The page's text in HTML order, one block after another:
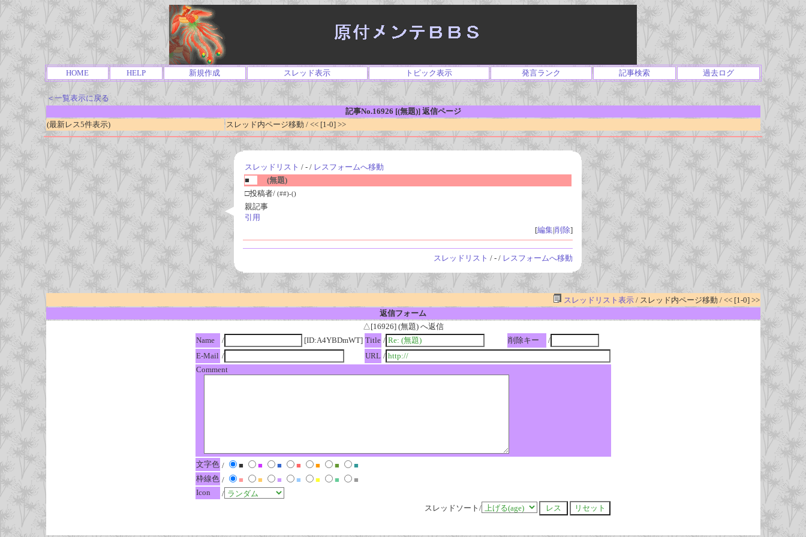
HOME HELP 新規作成 スレッド表示 トピック表示 発言ランク 記事検索 過去ログ
＜一覧表示に戻る
記事No.16926 [(無題)] 返信ページ
(最新レス5件表示)
スレッド内ページ移動 / << [1-0] >>
スレッドリスト / - / レスフォームへ移動
■
(無題)
□投稿者/ (##)-()
親記事
引用
[編集|削除]
スレッドリスト / - / レスフォームへ移動
スレッドリスト表示/ スレッド内ページ移動 / << [1-0] >>
返信フォーム
△[16926] (無題) へ返信
Name
/ [ID:A4YBDmWT] Title / 削除キー
/
E-Mail / URL /
Comment
文字色 / ■ ■ ■ ■ ■ ■
■
枠線色 / ■ ■ ■ ■ ■ ■
■
Icon
/
スレッドソート/